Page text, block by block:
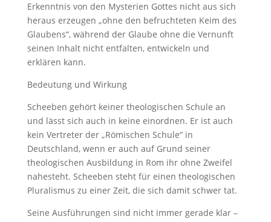
Erkenntnis von den Mysterien Gottes nicht aus sich
heraus erzeugen „ohne den befruchteten Keim des
Glaubens“, während der Glaube ohne die Vernunft
seinen Inhalt nicht entfalten, entwickeln und
erklären kann.
Bedeutung und Wirkung
Scheeben gehört keiner theologischen Schule an
und lässt sich auch in keine einordnen. Er ist auch
kein Vertreter der „Römischen Schule“ in
Deutschland, wenn er auch auf Grund seiner
theologischen Ausbildung in Rom ihr ohne Zweifel
nahesteht. Scheeben steht für einen theologischen
Pluralismus zu einer Zeit, die sich damit schwer tat.
Seine Ausführungen sind nicht immer gerade klar –